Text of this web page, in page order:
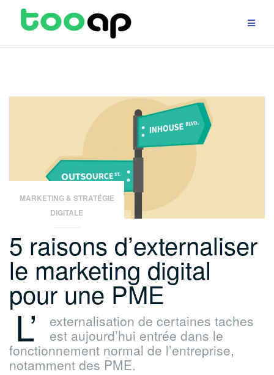
MARKETING & STRATÉGIE
DIGITALE
5 raisons d’externaliser
le marketing digital
pour une PME
L’
externalisation de certaines taches
est aujourd’hui entrée dans le
fonctionnement normal de l’entreprise,
notamment des PME.